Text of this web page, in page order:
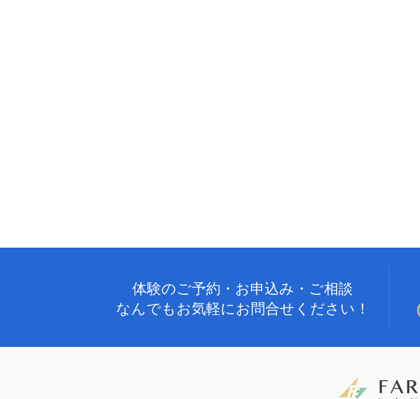
体験のご予約・お申込み・ご相談
なんでもお気軽にお問合せください！